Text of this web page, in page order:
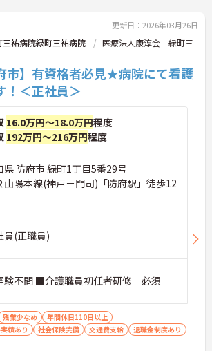
更新日：2026年03月26日
祐病院緑町三祐病院
医療法人康淳会 緑町三
市】有資格者必見★病院にて看護
！＜正社員＞
16.0万円～18.0万円程度
192万円～216万円程度
県 防府市 緑町1丁目5番29号
山陽本線(神戸－門司)「防府駅」徒歩12
員(正職員)
不問 ■介護職員初任者研修 必須
残業少なめ
年間休日110日以上
績あり
社会保険完備 交通費支給 退職金制度あり